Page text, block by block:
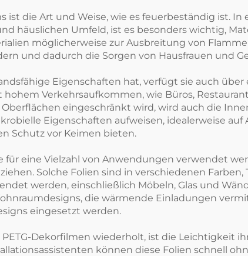
ist die Art und Weise, wie es feuerbeständig ist. In
häuslichen Umfeld, ist es besonders wichtig,
möglicherweise zur Ausbreitung von
und dadurch die Sorgen von Hausfrauen und
Eigenschaften hat, verfügt sie auch
Verkehrsaufkommen, wie Büros,
eingeschränkt wird, wird auch die
Eigenschaften aufweisen, idealerweise
Schutz vor Keimen bieten.
für eine Vielzahl von Anwendungen verwendet
Solche Folien sind in verschiedenen
werden, einschließlich Möbeln, Glas und
die wärmende Einladungen
eingesetzt werden.
Dekorfilmen wiederholt, ist die Leichtigkeit
können diese Folien schnell